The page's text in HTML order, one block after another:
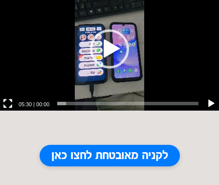
00:00
|
05:30
לקניה מאובטחת לחצו כאן